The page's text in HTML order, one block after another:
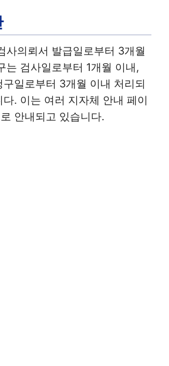
사의뢰서 발급일로부터 3개월
는 검사일로부터 1개월 이내,
일로부터 3개월 이내 처리되
. 이는 여러 지자체 안내 페이
안내되고 있습니다.